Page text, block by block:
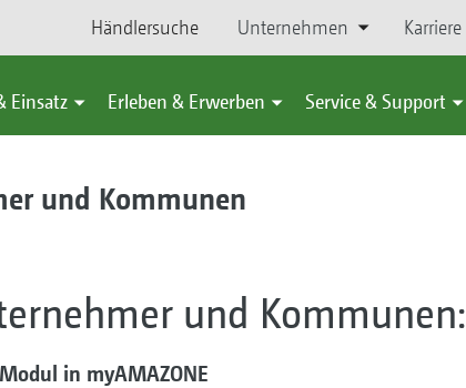
Händlersuche Unternehmen Karriere
Einsatz Erleben & Erwerben Service & Support
und Kommunen
und Kommunen:
in myAMAZONE